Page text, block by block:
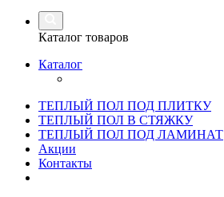
Каталог товаров
Каталог
ТЕПЛЫЙ ПОЛ ПОД ПЛИТКУ
ТЕПЛЫЙ ПОЛ В СТЯЖКУ
ТЕПЛЫЙ ПОЛ ПОД ЛАМИНАТ
Акции
Контакты